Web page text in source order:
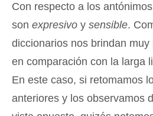
Con respecto a los
son expresivo y sensible.
diccionarios nos brindan
en comparación con la larga
En este caso, si retomamos
anteriores y los observamos